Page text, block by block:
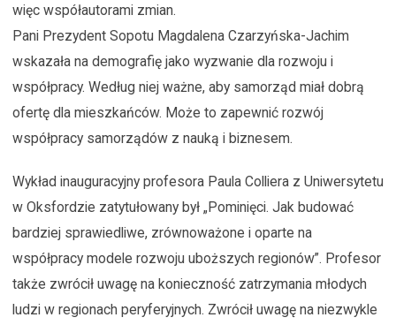
więc współautorami zmian.
Pani Prezydent Sopotu Magdalena Czarzyńska-Jachim
wskazała na demografię jako wyzwanie dla rozwoju i
współpracy. Według niej ważne, aby samorząd miał dobrą
ofertę dla mieszkańców. Może to zapewnić rozwój
współpracy samorządów z nauką i biznesem.
Wykład inauguracyjny profesora Paula Colliera z Uniwersytetu
w Oksfordzie zatytułowany był „Pominięci. Jak budować
bardziej sprawiedliwe, zrównoważone i oparte na
współpracy modele rozwoju uboższych regionów”. Profesor
także zwrócił uwagę na konieczność zatrzymania młodych
ludzi w regionach peryferyjnych. Zwrócił uwagę na niezwykle